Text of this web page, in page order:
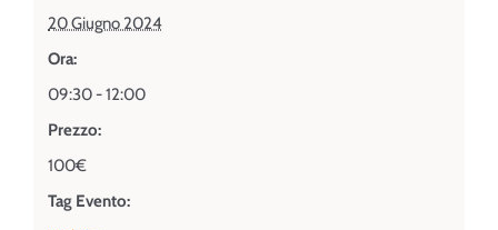
20 Giugno 2024
Ora:
09:30 - 12:00
Prezzo:
100€
Tag Evento: